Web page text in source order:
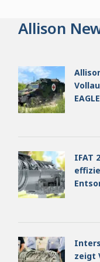
Allison
IFAT
zeigt